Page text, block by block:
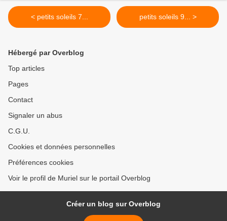
< petits soleils 7... petits soleils 9... >
Hébergé par Overblog
Top articles
Pages
Contact
Signaler un abus
C.G.U.
Cookies et données personnelles
Préférences cookies
Voir le profil de Muriel sur le portail Overblog
Créer un blog sur Overblog